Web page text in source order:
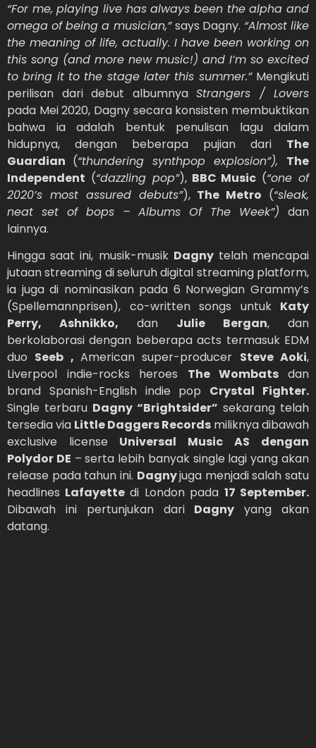
“For me, playing live has always been the alpha and
omega of being a musician,”says Dagny. “Almost like
the meaning of life, actually. I have been working on
this song (and more new music!) and I’m so excited
to bring it to the stage later this summer.” Mengikuti
perilisan dari debut albumnya Strangers / Lovers
pada Mei 2020, Dagny secara konsisten membuktikan
bahwa ia adalah bentuk penulisan lagu dalam
hidupnya, dengan beberapa pujian dari The
Guardian (“thundering synthpop explosion”), The
Independent (“dazzling pop”),BBC Music (“one of
2020’s most assured debuts”), The Metro (“sleak,
neat set of bops – Albums Of The Week”) dan
lainnya.
Hingga saat ini, musik-musik Dagnytelah mencapai
jutaan streaming di seluruh digital streaming platform,
ia juga di nominasikan pada 6 Norwegian Grammy’s
(Spellemannprisen), co-written songs untuk Katy
Perry, Ashnikko, dan Julie Bergan, dan
berkolaborasi dengan beberapa acts termasuk EDM
duo Seeb ,American super-producer Steve Aoki,
Liverpool indie-rocks heroes The Wombatsdan
brand Spanish-English indie pop Crystal Fighter.
Single terbaru Dagny “Brightsider” sekarang telah
tersedia via Little Daggers Records miliknya dibawah
exclusive license Universal Music AS dengan
Polydor DE – serta lebih banyak single lagi yang akan
release pada tahun ini. Dagnyjuga menjadi salah satu
headlines Lafayettedi London pada 17 September.
Dibawah ini pertunjukan dari Dagny yang akan
datang.